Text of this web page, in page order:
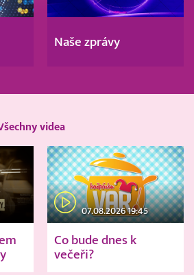
Naše zprávy
videa
07.08.2026 19:45
Co bude dnes k
večeři?